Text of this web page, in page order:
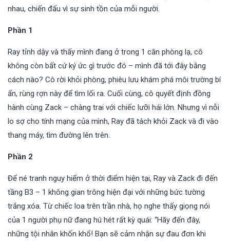
nhau, chiến đấu vì sự sinh tồn của mỗi người.
Phần 1
Ray tỉnh dậy và thấy mình đang ở trong 1 căn phòng lạ, cô
không còn bất cứ ký ức gì trước đó – mình đã tới đây bằng
cách nào? Cô rời khỏi phòng, phiêu lưu khám phá môi trường bí
ẩn, rùng rợn này để tìm lối ra. Cuối cùng, cô quyết định đồng
hành cùng Zack – chàng trai với chiếc lưỡi hái lớn. Nhưng vì nỗi
lo sợ cho tính mạng của mình, Ray đã tách khỏi Zack và đi vào
thang máy, tìm đường lên trên.
Phần 2
Để né tranh nguy hiểm ở thời điểm hiện tại, Ray và Zack đi đến
tầng B3 – 1 không gian trông hiện đại với những bức tường
trắng xóa. Từ chiếc loa trên trần nhà, họ nghe thấy giọng nói
của 1 người phụ nữ đang hú hét rất kỳ quái: “Hãy đến đây,
những tội nhân khốn khổ! Bạn sẽ cảm nhận sự đau đơn khi